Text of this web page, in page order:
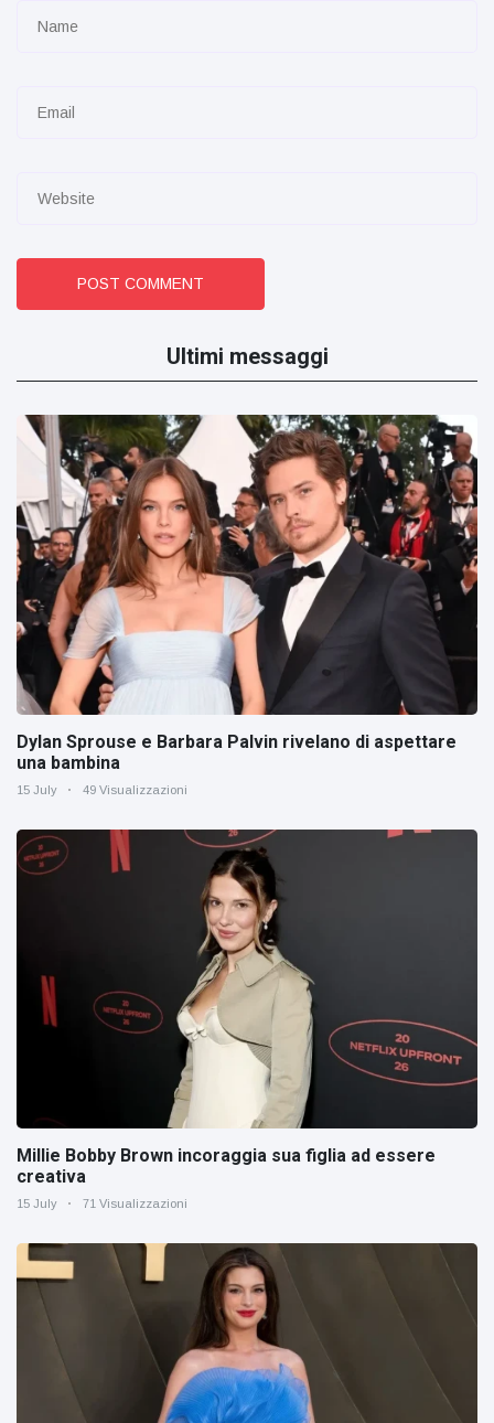
POST COMMENT
Ultimi messaggi
Dylan Sprouse e Barbara Palvin rivelano di aspettare
una bambina
15 July 49 Visualizzazioni
Millie Bobby Brown incoraggia sua figlia ad essere
creativa
15 July 71 Visualizzazioni